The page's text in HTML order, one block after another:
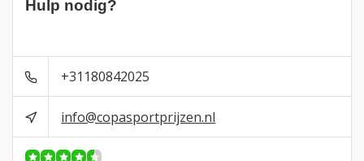
Hulp nodig?
+31180842025
info@copasportprijzen.nl